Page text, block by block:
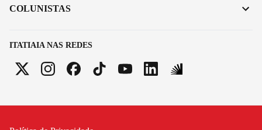
ITATIAIA NAS REDES
COLUNISTAS